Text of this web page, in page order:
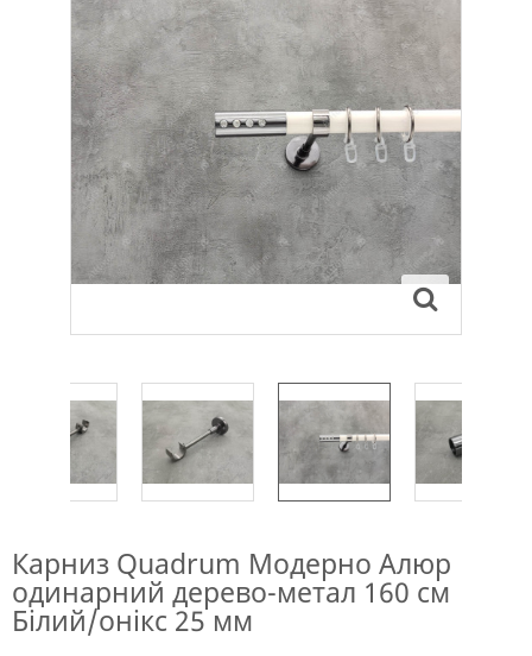
Карниз Quadrum Модерно Алюр
одинарний дерево-метал 160 см
Білий/онікс 25 мм